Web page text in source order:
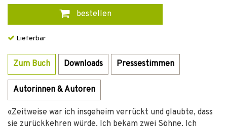
bestellen
Lieferbar
Zum Buch Downloads Pressestimmen
Autorinnen & Autoren
«Zeitweise war ich insgeheim verrückt und glaubte, dass
sie zurückkehren würde. Ich bekam zwei Söhne. Ich